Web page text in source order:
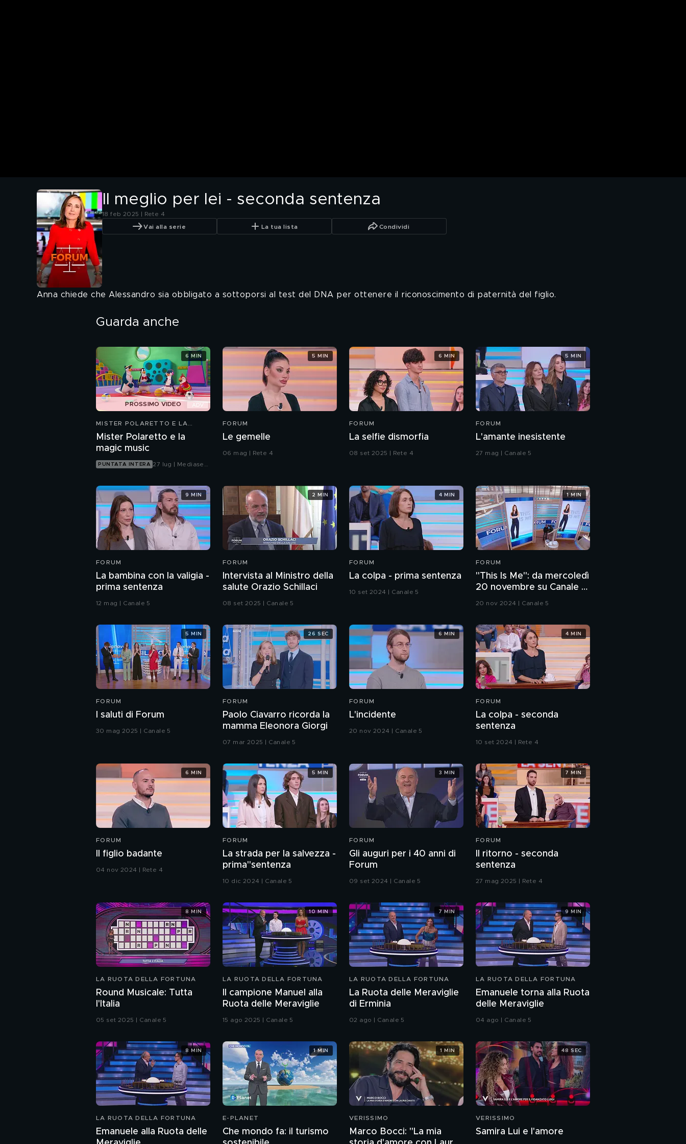
Il meglio per lei - seconda sentenza
18 feb 2025 | Rete 4
Vai alla serie La tua lista Condividi
Anna chiede che Alessandro sia obbligato a sottoporsi al test del DNA per ottenere il riconoscimento di paternità del figlio.
Guarda anche
PROSSIMO VIDEO
MISTER POLARETTO E LA
Mister Polaretto e la
magic music
PUNTATA INTERA 27 lug | Mediaset
6 MIN
FORUM
Le gemelle
06 mag | Rete 4
5 MIN
FORUM
La selfie dismorfia
08 set 2025 | Rete 4
6 MIN
FORUM
L'amante inesistente
27 mag | Canale 5
5 MIN
FORUM
La bambina con la valigia -
prima sentenza
12 mag | Canale 5
9 MIN
FORUM
Intervista al Ministro della
salute Orazio Schillaci
08 set 2025 | Canale 5
2 MIN
FORUM
La colpa - prima sentenza
10 set 2024 | Canale 5
4 MIN
FORUM
"This Is Me": da mercoledì
20 novembre su Canale 5
con Silvia Toffanin
20 nov 2024 | Canale 5
1 MIN
FORUM
I saluti di Forum
30 mag 2025 | Canale 5
5 MIN
FORUM
Paolo Ciavarro ricorda la
mamma Eleonora Giorgi
07 mar 2025 | Canale 5
26 SEC
FORUM
L'incidente
20 nov 2024 | Canale 5
6 MIN
FORUM
La colpa - seconda
sentenza
10 set 2024 | Rete 4
4 MIN
FORUM
Il figlio badante
04 nov 2024 | Rete 4
6 MIN
FORUM
La strada per la salvezza -
prima"sentenza
10 dic 2024 | Canale 5
5 MIN
FORUM
Gli auguri per i 40 anni di
Forum
09 set 2024 | Canale 5
3 MIN
FORUM
Il ritorno - seconda
sentenza
27 mag 2025 | Rete 4
7 MIN
LA RUOTA DELLA FORTUNA
Round Musicale: Tutta
l'Italia
05 set 2025 | Canale 5
8 MIN
LA RUOTA DELLA FORTUNA
Il campione Manuel alla
Ruota delle Meraviglie
15 ago 2025 | Canale 5
10 MIN
LA RUOTA DELLA FORTUNA
La Ruota delle Meraviglie
di Erminia
02 ago | Canale 5
7 MIN
LA RUOTA DELLA FORTUNA
Emanuele torna alla Ruota
delle Meraviglie
04 ago | Canale 5
9 MIN
LA RUOTA DELLA FORTUNA
Emanuele alla Ruota delle
8 MIN
E-PLANET
Che mondo fa: il turismo
1 MIN
VERISSIMO
Marco Bocci: "La mia
1 MIN
VERISSIMO
Samira Lui e l'amore
48 SEC